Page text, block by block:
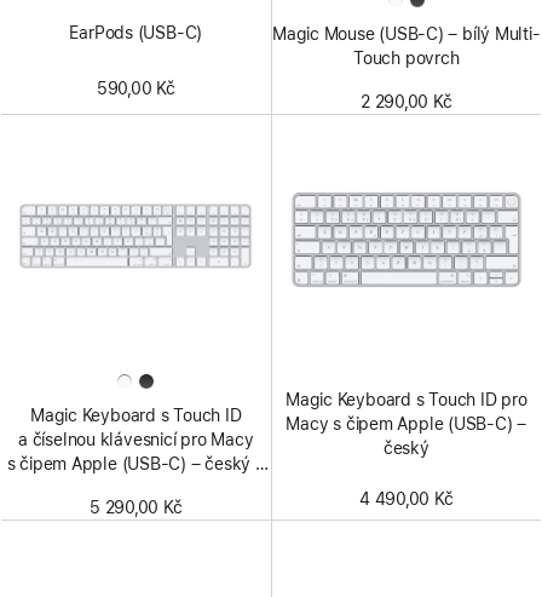
EarPods (USB‑C)
590,00 Kč
Magic Mouse (USB‑C) – bílý Multi-
Touch povrch
2 290,00 Kč
Magic Keyboard s Touch ID
a číselnou klávesnicí pro Macy
s čipem Apple (USB‑C) – český –
5 290,00 Kč
Magic Keyboard s Touch ID pro
Macy s čipem Apple (USB‑C) –
český
4 490,00 Kč